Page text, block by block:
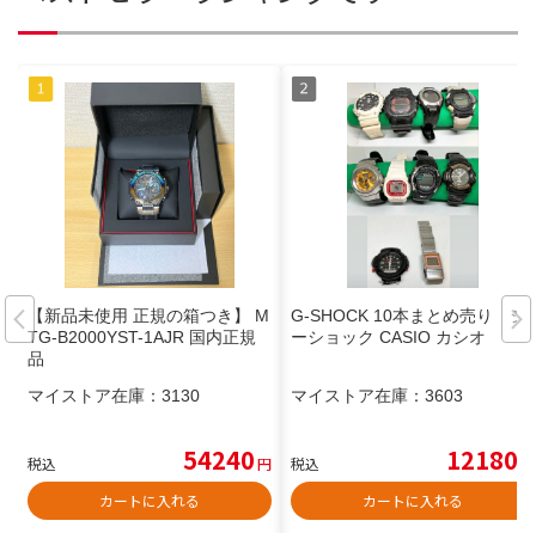
【新品未使用 正規の箱つき】 M
TG-B2000YST-1AJR 国内正規
品
マイストア在庫： 3130
税込 54240円
カートに入れる
G-SHOCK 10本まとめ売り ジ
ーショック CASIO カシオ
マイストア在庫： 3603
税込 12180
カートに入れる